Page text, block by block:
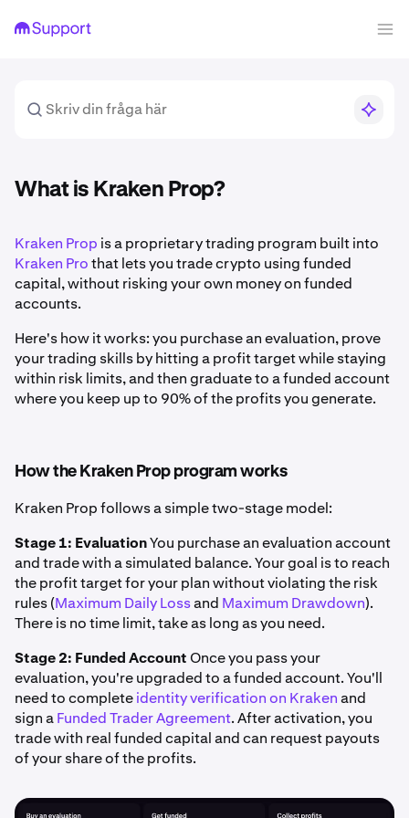
What is Kraken Prop?
Kraken Prop is a proprietary trading program built into
Kraken Prothat lets you trade crypto using funded
capital, without risking your own money on funded
accounts.
Here's how it works: you purchase an evaluation, prove
your trading skills by hitting a profit target while staying
within risk limits, and then graduate to a funded account
where you keep up to 90% of the profits you generate.
How the Kraken Prop program works
Kraken Prop follows a simple two-stage model:
Stage 1: EvaluationYou purchase an evaluation account
and trade with a simulated balance. Your goal is to reach
the profit target for your plan without violating the risk
rules (Maximum Daily Lossand Maximum Drawdown).
There is no time limit, take as long as you need.
Stage 2: Funded AccountOnce you pass your
evaluation, you're upgraded to a funded account. You'll
need to completeidentity verification on Krakenand
sign aFunded Trader Agreement. After activation, you
trade with real funded capital and can request payouts
of your share of the profits.